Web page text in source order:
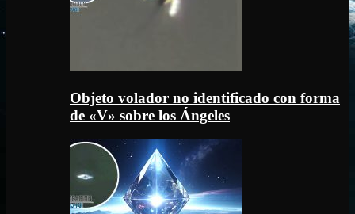
Objeto volador no identificado con forma
de «V» sobre los Ángeles